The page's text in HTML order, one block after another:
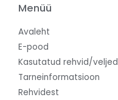
Menüü
Avaleht
E-pood
Kasutatud rehvid/veljed
Tarneinformatsioon
Rehvidest